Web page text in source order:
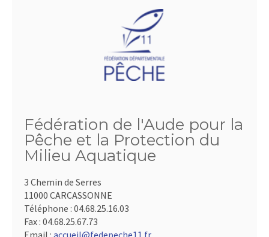
Fédération de l'Aude pour la
Pêche et la Protection du
Milieu Aquatique
3 Chemin de Serres
11000 CARCASSONNE
Téléphone : 04.68.25.16.03
Fax : 04.68.25.67.73
Email : accueil@fedepeche11.fr